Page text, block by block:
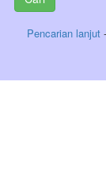
Pencarian lanjut -